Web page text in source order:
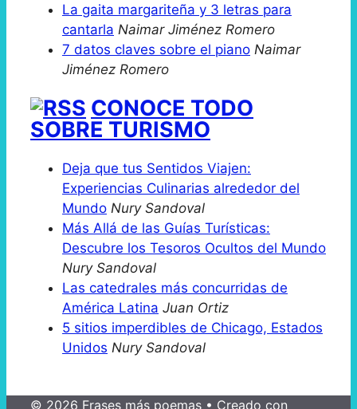
La gaita margariteña y 3 letras para
cantarla Naimar Jiménez Romero
7 datos claves sobre el piano Naimar
Jiménez Romero
CONOCE TODO
SOBRE TURISMO
Deja que tus Sentidos Viajen:
Experiencias Culinarias alrededor del
Mundo Nury Sandoval
Más Allá de las Guías Turísticas:
Descubre los Tesoros Ocultos del Mundo
Nury Sandoval
Las catedrales más concurridas de
América Latina Juan Ortiz
5 sitios imperdibles de Chicago, Estados
Unidos Nury Sandoval
© 2026 Frases más poemas • Creado con